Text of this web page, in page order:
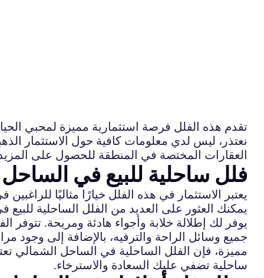
تقدم هذه الفلل فرصة استثمارية مميزة لمحبي
نعتذر، ليس لدي معلومات كافية حول الاستثمار
العقارات المختصة في المنطقة للحصول على
فلل ساحلية للبيع في الساحل
يعتبر الاستثمار في هذه الفلل خيارًا مثاليًا
يمكنك العثور على العديد من الفلل الساحلية للبيع
يوفر لك إطلالة خلابة وأجواء هادئة ومريحة.
جميع وسائل الراحة والترفيه، بالإضافة إلى
مميزة، فإن الفلل الساحلية في الساحل الشمالي
ساحلية تضفي عليك السعادة والاسترخاء.